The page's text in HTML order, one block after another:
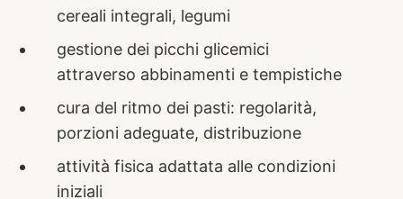
cereali integrali, legumi
gestione dei picchi glicemici
attraverso abbinamenti e tempistiche
cura del ritmo dei pasti: regolarità,
porzioni adeguate, distribuzione
attività fisica adattata alle condizioni
iniziali